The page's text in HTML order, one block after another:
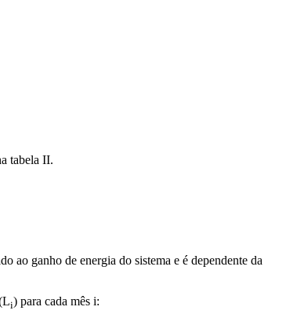
tabela II.
ao ganho de energia do sistema e é dependente da
i) para cada mês i: